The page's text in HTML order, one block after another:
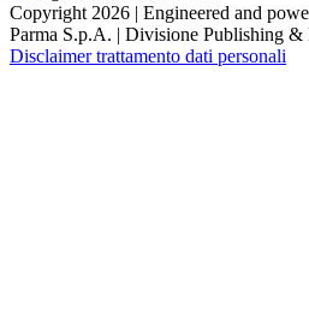
Copyright 2026 | Engineered and
Parma S.p.A. | Divisione Publishing
Disclaimer trattamento dati personali